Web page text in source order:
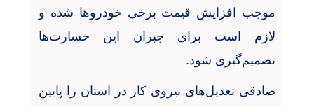
موجب افزایش قیمت برخی خودروها شده و
لازم است برای جبران این خسارت‌ها
تصمیم‌گیری شود.
صادقی تعدیل‌های نیروی کار در استان را پایین